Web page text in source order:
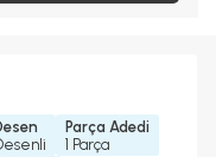
Parça Adedi
1 Parça